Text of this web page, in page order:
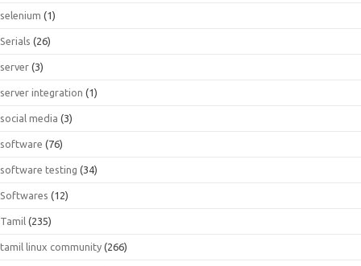
selenium (1)
Serials (26)
server (3)
server integration (1)
social media (3)
software (76)
software testing (34)
Softwares (12)
Tamil (235)
tamil linux community (266)